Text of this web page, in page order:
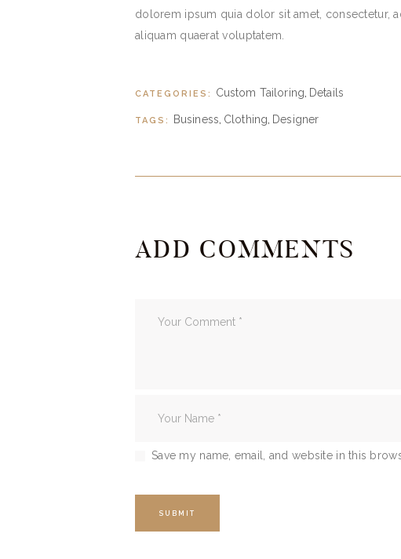
dolorem ipsum quia dolor sit amet, consectetur,
aliquam quaerat voluptatem.
CATEGORIES: Custom Tailoring, Details
TAGS: Business, Clothing, Designer
ADD COMMENTS
Save my name, email, and website in this